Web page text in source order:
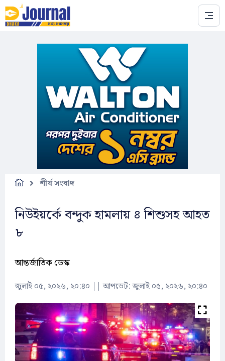
Skip to main content
শীর্ষ সংবাদ
নিউইয়র্কে বন্দুক হামলায় ৪ শিশুসহ আহত
৮
আন্তর্জাতিক ডেস্ক
জুলাই ০৫, ২০২৬, ২০:৪০ ||আপডেট: জুলাই ০৫, ২০২৬, ২০:৪০